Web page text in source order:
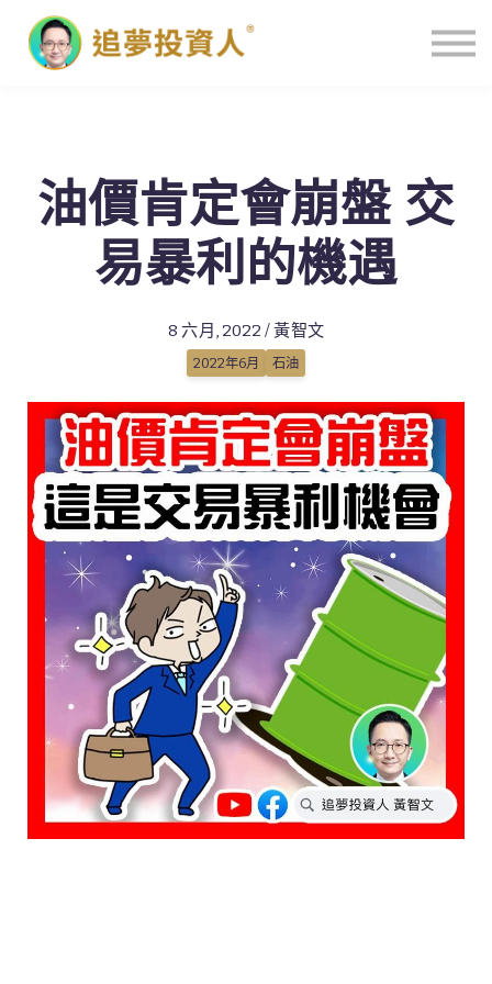
主頁
油價肯定會崩盤 交
易暴利的機遇
8 六月, 2022 / 黃智文
2022年6月 石油